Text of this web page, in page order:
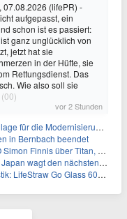
07.08.2026 (lifePR) -
aufgepasst, ein
schon ist es passiert:
ganz unglücklich von
jetzt hat sie
in der Hüfte, sie
Rettungsdienst. Das
Wie also soll sie
(00)
vor 2 Stunden
seiner IBM i-Anwendungen
in Bernbach beendet
über Titan, Zirkon und Seltene Erden
wagt den nächsten Schritt
bringt gefiltertes Trinkwasser aus der Glasflasche